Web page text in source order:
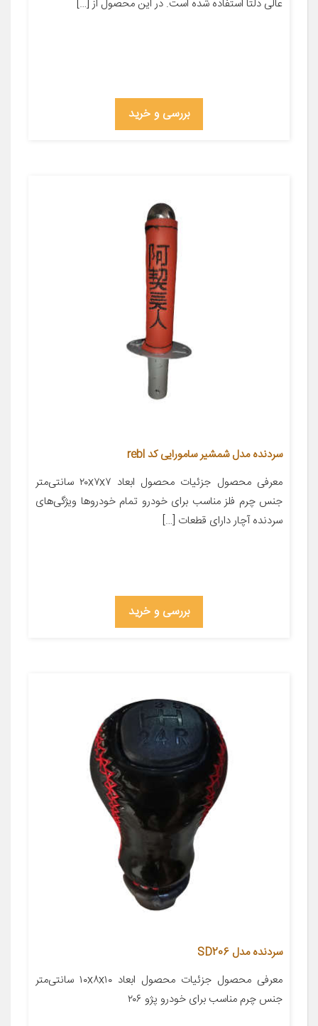
عالی دلتا استفاده شده است. در این محصول از […]
بررسی و خرید
سردنده مدل شمشیر سامورایی کد rebl
معرفی محصول جزئیات محصول ابعاد ۲۰x۷x۷ سانتی‌متر
جنس چرم فلز مناسب برای خودرو تمام خودروها ویژگی‌های
سردنده آچار دارای قطعات […]
بررسی و خرید
سردنده مدل SD206
معرفی محصول جزئیات محصول ابعاد ۱۰x۸x۱۰ سانتی‌متر
جنس چرم مناسب برای خودرو پژو ۲۰۶